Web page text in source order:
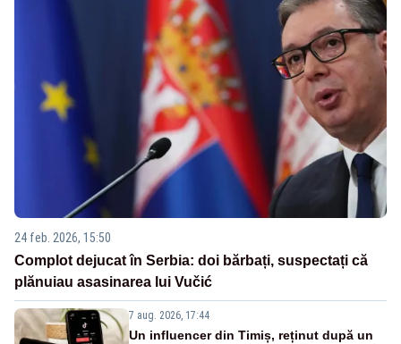
24 feb. 2026, 15:50
Complot dejucat în Serbia: doi bărbați, suspectați că
plănuiau asasinarea lui Vučić
7 aug. 2026, 17:44
Un influencer din Timiș, reținut după un